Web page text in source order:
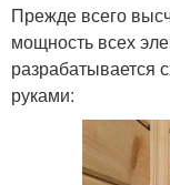
Прежде всего
мощность всех
разрабатывается
руками: